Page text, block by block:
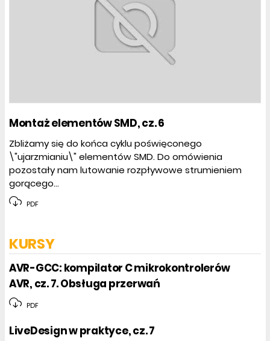
Montaż elementów SMD, cz. 6
Zbliżamy się do końca cyklu poświęconego
\"ujarzmianiu\" elementów SMD. Do omówienia
pozostały nam lutowanie rozpływowe strumieniem
gorącego...
PDF
KURSY
AVR-GCC: kompilator C mikrokontrolerów
AVR, cz. 7. Obsługa przerwań
PDF
LiveDesign w praktyce, cz. 7